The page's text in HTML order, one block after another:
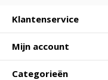
Klantenservice
Mijn account
Categorieën